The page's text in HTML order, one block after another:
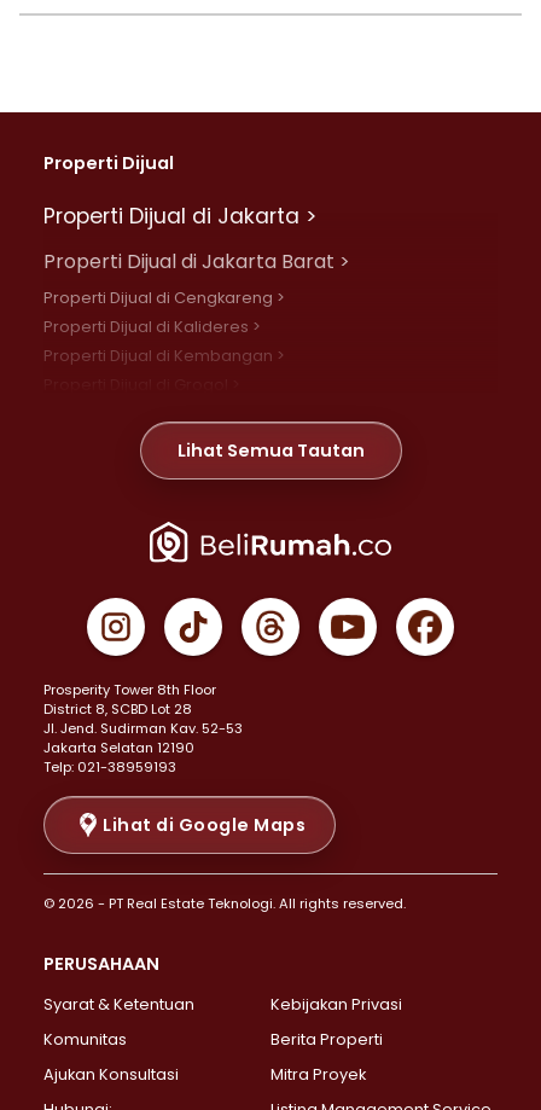
Properti Dijual
Properti Dijual di Jakarta >
Properti Dijual di Jakarta Barat >
Properti Dijual di Cengkareng >
Properti Dijual di Kalideres >
Properti Dijual di Kembangan >
Properti Dijual di Meruya >
Properti Dijual di Jelambar >
Properti Dijual di Jakarta Pusat >
Properti Dijual di Gambir >
Properti Dijual di Johar Baru >
Properti Dijual di Menteng >
Properti Dijual di Senen >
Properti Dijual di Tanah Abang >
Properti Dijual di Cikini >
Properti Dijual di Kramat >
Properti Dijual di Pasar Baru >
Properti Dijual di Bendungan Hilir >
Properti Dijual di Jakarta Selatan >
Properti Dijual di Lebak Bulus >
Properti Dijual di Gandaria Selatan >
Properti Dijual di Pondok Labu >
Lihat Semua Tautan
Prosperity Tower 8th Floor
District 8, SCBD Lot 28
JI. Jend. Sudirman Kav. 52-53
Jakarta Selatan 12190
Telp: 021-38959193
Lihat di Google Maps
© 2026 - PT Real Estate Teknologi. All rights reserved.
PERUSAHAAN
Syarat & Ketentuan
Kebijakan Privasi
Komunitas
Berita Properti
Ajukan Konsultasi
Mitra Proyek